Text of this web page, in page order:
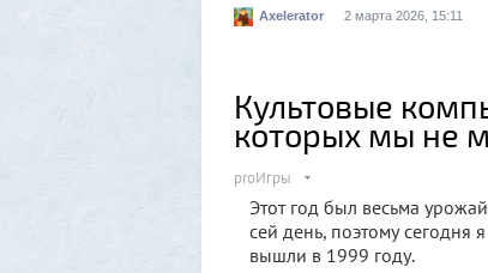
Axelerator 2 марта 2026, 15:11
Культовые
которых мы не
proИгры
Этот год был весьма
сей день, поэтому сегодня
вышли в 1999 году.